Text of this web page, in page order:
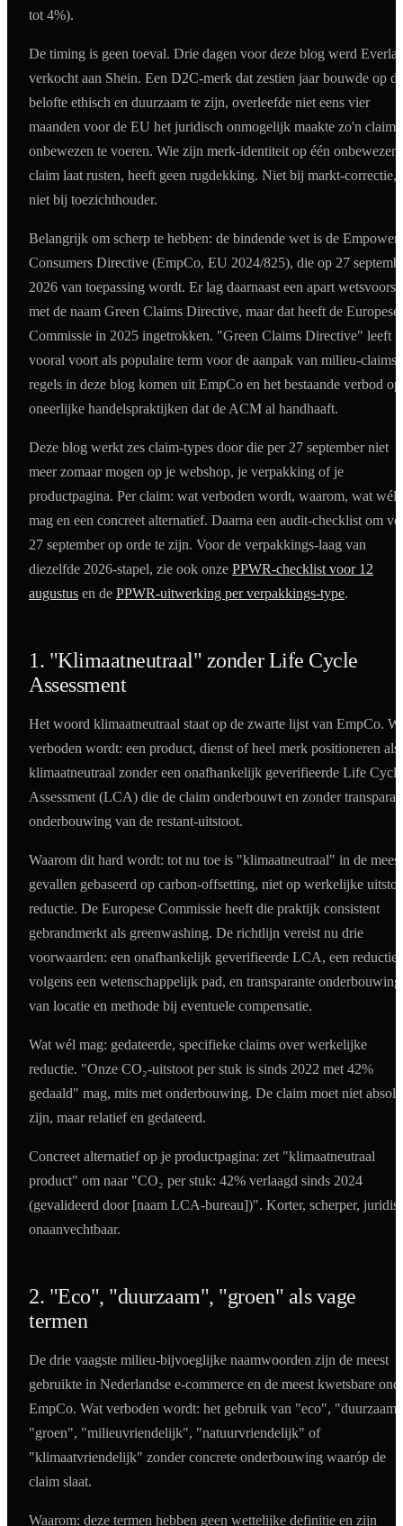
tot 4%).
De timing is geen toeval. Drie dagen voor deze blog werd
verkocht aan Shein. Een D2C-merk dat zestien jaar bouwde op de
belofte ethisch en duurzaam te zijn, overleefde niet eens vier
maanden voor de EU het juridisch onmogelijk maakte zo'n claim
onbewezen te voeren. Wie zijn merk-identiteit op één onbewezen
claim laat rusten, heeft geen rugdekking. Niet bij markt-correctie,
niet bij toezichthouder.
Belangrijk om scherp te hebben: de bindende wet is de
Consumers Directive (EmpCo, EU 2024/825), die op 27
2026 van toepassing wordt. Er lag daarnaast een apart
met de naam Green Claims Directive, maar dat heeft de Europese
Commissie in 2025 ingetrokken. "Green Claims Directive" leeft
vooral voort als populaire term voor de aanpak van milieu-claims;
regels in deze blog komen uit EmpCo en het bestaande verbod op
oneerlijke handelspraktijken dat de ACM al handhaaft.
Deze blog werkt zes claim-types door die per 27 september niet
meer zomaar mogen op je webshop, je verpakking of je
productpagina. Per claim: wat verboden wordt, waarom, wat wél
mag en een concreet alternatief. Daarna een audit-checklist om
27 september op orde te zijn. Voor de verpakkings-laag van
diezelfde 2026-stapel, zie ook onze PPWR-checklist voor 12
augustus en de PPWR-uitwerking per verpakkings-type.
1. "Klimaatneutraal" zonder Life Cycle
Assessment
Het woord klimaatneutraal staat op de zwarte lijst van EmpCo.
verboden wordt: een product, dienst of heel merk positioneren als
klimaatneutraal zonder een onafhankelijk geverifieerde Life Cycle
Assessment (LCA) die de claim onderbouwt en zonder
onderbouwing van de restant-uitstoot.
Waarom dit hard wordt: tot nu toe is "klimaatneutraal" in de
gevallen gebaseerd op carbon-offsetting, niet op werkelijke
reductie. De Europese Commissie heeft die praktijk consistent
gebrandmerkt als greenwashing. De richtlijn vereist nu drie
voorwaarden: een onafhankelijk geverifieerde LCA, een reductie
volgens een wetenschappelijk pad, en transparante onderbouwing
van locatie en methode bij eventuele compensatie.
Wat wél mag: gedateerde, specifieke claims over werkelijke
reductie. "Onze CO₂-uitstoot per stuk is sinds 2022 met 42%
gedaald" mag, mits met onderbouwing. De claim moet niet
zijn, maar relatief en gedateerd.
Concreet alternatief op je productpagina: zet "klimaatneutraal
product" om naar "CO₂ per stuk: 42% verlaagd sinds 2024
(gevalideerd door [naam LCA-bureau])". Korter, scherper,
onaanvechtbaar.
2. "Eco", "duurzaam", "groen" als vage
termen
De drie vaagste milieu-bijvoeglijke naamwoorden zijn de meest
gebruikte in Nederlandse e-commerce en de meest kwetsbare
EmpCo. Wat verboden wordt: het gebruik van "eco",
"groen", "milieuvriendelijk", "natuurvriendelijk" of
"klimaatvriendelijk" zonder concrete onderbouwing waaróp de
claim slaat.
Waarom: deze termen hebben geen wettelijke definitie en zijn